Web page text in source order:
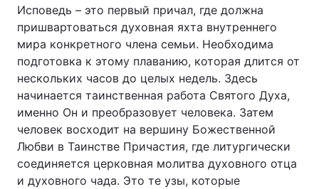
Исповедь – это первый причал, где должна
пришвартоваться духовная яхта внутреннего
мира конкретного члена семьи. Необходима
подготовка к этому плаванию, которая длится от
нескольких часов до целых недель. Здесь
начинается таинственная работа Святого Духа,
именно Он и преобразовует человека. Затем
человек восходит на вершину Божественной
Любви в Таинстве Причастия, где литургически
соединяется церковная молитва духовного отца
и духовного чада. Это те узы, которые